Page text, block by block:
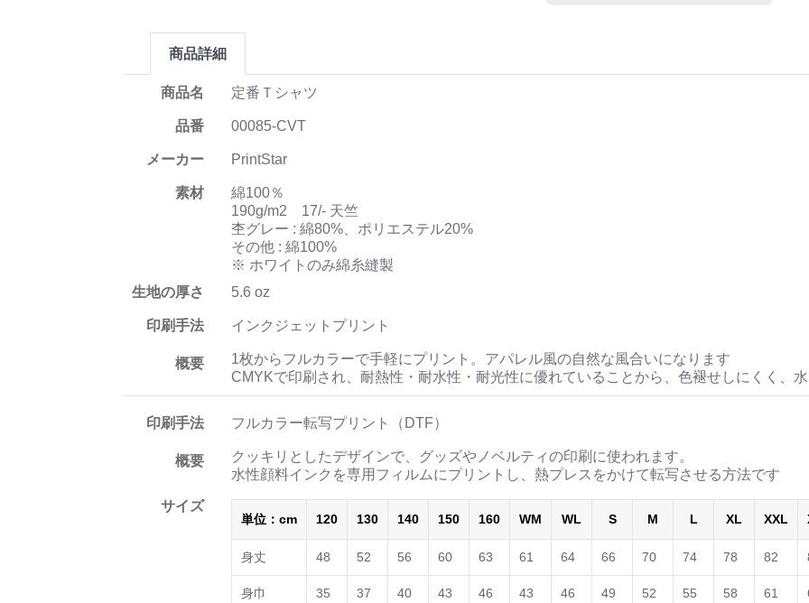
商品詳細
商品名 定番Ｔシャツ
品番 00085-CVT
メーカー PrintStar
素材
綿100％
190g/m2 17/- 天竺
杢グレー : 綿80%、ポリエステル20%
その他 : 綿100%
※ ホワイトのみ綿糸縫製
生地の厚さ
5.6 oz
印刷手法 インクジェットプリント
概要
1枚からフルカラーで手軽にプリント。アパレル風の自然な風合いになります
CMYKで印刷され、耐熱性・耐水性・耐光性に優れていることから、色褪せしにくく、
印刷手法 フルカラー転写プリント（DTF）
概要
クッキリとしたデザインで、グッズやノベルティの印刷に使われます。
水性顔料インクを専用フィルムにプリントし、熱プレスをかけて転写させる方法です
サイズ
単位：cm 120 130 140 150 160 WM WL S M L XL XXL
身丈 48 52 56 60 63 61 64 66 70 74 78 82
身巾 35 37 40 43 46 43 46 49 52 55 58 61